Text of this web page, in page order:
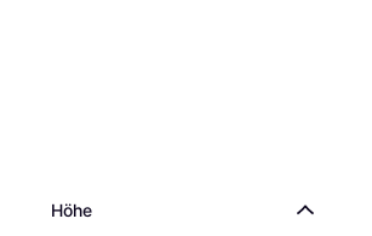
Höhe